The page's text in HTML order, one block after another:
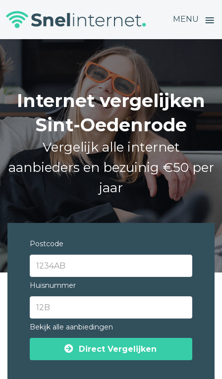
MENU ≡
Skip
to
content
Internet vergelijken
Sint-Oedenrode
Vergelijk alle internet
aanbieders en bezuinig €50 per
jaar
Postcode
Huisnummer
Bekijk alle aanbiedingen
Direct Vergelijken